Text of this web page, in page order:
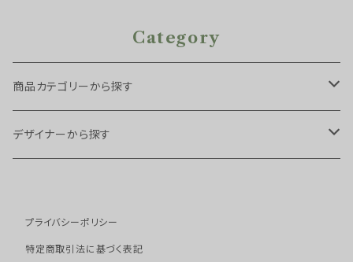
Category
商品カテゴリーから探す
チェア・スツール
ダイニングチェア
１シーター
テーブル・デスク
デザイナーから探す
Arne Vodder
プライバシーポリシー
特定商取引法に基づく表記